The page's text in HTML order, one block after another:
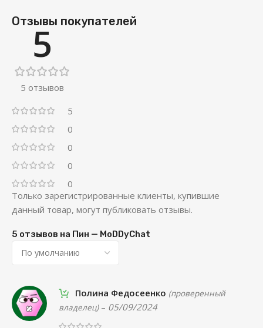
Отзывы покупателей
5
5 отзывов
5
0
0
0
0
5 отзывов на Пин — MoDDyChat
Полина Федосеенко (проверенный
владелец) – 05/09/2024
Только зарегистрированные клиенты, купившие
данный товар, могут публиковать отзывы.